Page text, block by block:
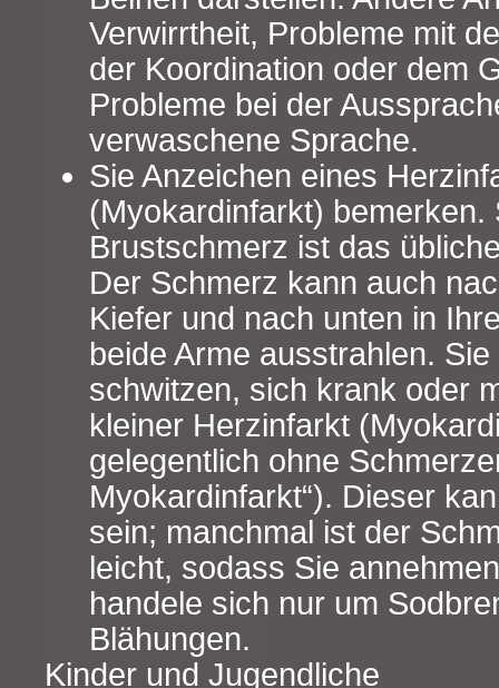
Verwirrtheit, Probleme mit
der Koordination oder dem
Probleme bei der
verwaschene Sprache.
Sie Anzeichen eines
(Myokardinfarkt) bemerken.
Brustschmerz ist das
Der Schmerz kann auch
Kiefer und nach unten in
beide Arme ausstrahlen.
schwitzen, sich krank oder
kleiner Herzinfarkt
gelegentlich ohne
Myokardinfarkt“). Dieser
sein; manchmal ist der
leicht, sodass Sie
handele sich nur um
Blähungen.
Kinder und Jugendliche